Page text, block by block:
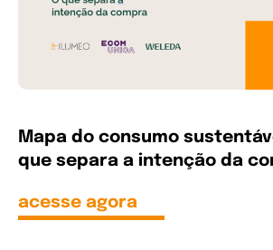
Mapa do consumo
que separa a intenção da
acesse agora